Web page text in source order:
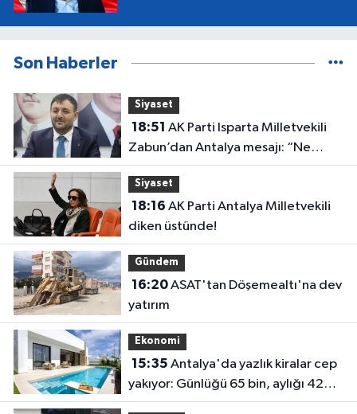
Son Haberler
Siyaset
18:51
Zabun’dan Antalya mesajı: “Ne
dediysek o”
Siyaset
18:16
diken üstünde!
Gündem
16:20ASAT'tan Döşemealtı'na dev
yatırım
Ekonomi
15:35
yakıyor: Günlüğü 65 bin, aylığı 425
bin!